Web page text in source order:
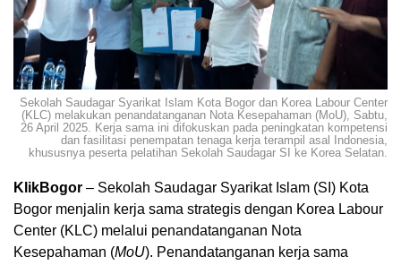
Sekolah Saudagar Syarikat Islam Kota Bogor dan Korea Labour Center
(KLC) melakukan penandatanganan Nota Kesepahaman (MoU), Sabtu,
26 April 2025. Kerja sama ini difokuskan pada peningkatan kompetensi
dan fasilitasi penempatan tenaga kerja terampil asal Indonesia,
khususnya peserta pelatihan Sekolah Saudagar SI ke Korea Selatan.
KlikBogor – Sekolah Saudagar Syarikat Islam (SI) Kota
Bogor menjalin kerja sama strategis dengan Korea Labour
Center (KLC) melalui penandatanganan Nota
Kesepahaman (MoU). Penandatanganan kerja sama